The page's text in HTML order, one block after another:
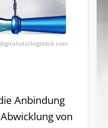
digitalista/bigstock.com
Anbindung
von